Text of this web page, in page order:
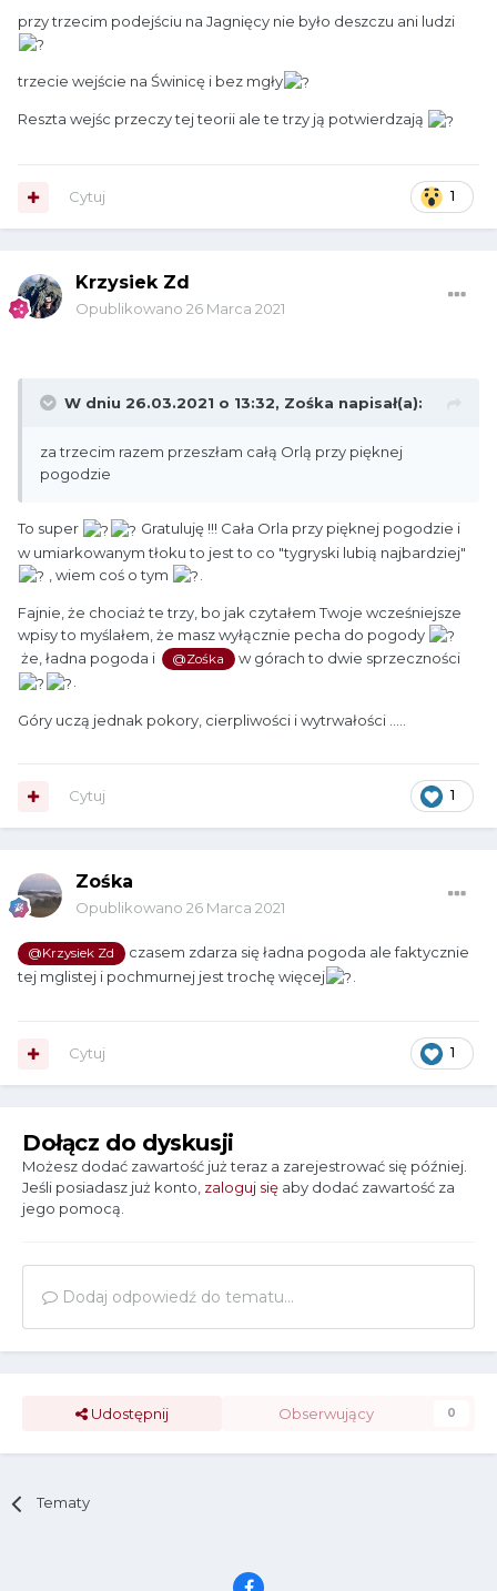
przy trzecim podejściu na Jagnięcy nie było deszczu ani ludzi
trzecie wejście na Świnicę i bez mgły
Reszta wejśc przeczy tej teorii ale te trzy ją potwierdzają
1
Cytuj
Krzysiek Zd
Opublikowano 26 Marca 2021
W dniu 26.03.2021 o 13:32, Zośka napisał(a):
za trzecim razem przeszłam całą Orlą przy pięknej
pogodzie
To super
Gratuluję !!! Cała Orla przy pięknej pogodzie i
w umiarkowanym tłoku to jest to co "tygryski lubią najbardziej"
, wiem coś o tym
Fajnie, że chociaż te trzy, bo jak czytałem Twoje wcześniejsze
wpisy to myślałem, że masz wyłącznie pecha do pogody
że, ładna pogoda i
@Zośka
w górach to dwie sprzeczności
.
Góry uczą jednak pokory, cierpliwości i wytrwałości .....
1
Cytuj
Zośka
Opublikowano 26 Marca 2021
@Krzysiek Zd
czasem zdarza się ładna pogoda ale faktycznie
tej mglistej i pochmurnej jest trochę więcej
1
Cytuj
Dołącz do dyskusji
Możesz dodać zawartość już teraz a zarejestrować się później.
Jeśli posiadasz już konto, zaloguj się aby dodać zawartość za
jego pomocą.
Dodaj odpowiedź do tematu...
Udostępnij Obserwujący 0
Tematy